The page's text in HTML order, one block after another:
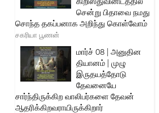
சென்று பிதாவை நமது
சொந்த தகப்பனாக அறிந்து கொள்வோம்
சகரியா பூணன்
மார்ச் 08 | அனுதின
தியானம் | முழு
இருதயத்தோடு
தேவனையே
சார்ந்திருக்கிற வாலிபர்களை தேவன்
ஆதரிக்கிறவராயிருக்கிறார்